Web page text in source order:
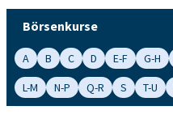
Börsenkurse
A B C D E-F G-H
L-M
N-P Q-R S T-U